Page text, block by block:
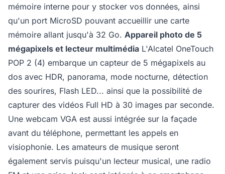
mémoire interne pour y stocker vos données, ainsi
qu'un port MicroSD pouvant accueillir une carte
mémoire allant jusqu'à 32 Go. Appareil photo de 5
mégapixels et lecteur multimédia L'Alcatel OneTouch
POP 2 (4) embarque un capteur de 5 mégapixels au
dos avec HDR, panorama, mode nocturne, détection
des sourires, Flash LED... ainsi que la possibilité de
capturer des vidéos Full HD à 30 images par seconde.
Une webcam VGA est aussi intégrée sur la façade
avant du téléphone, permettant les appels en
visiophonie. Les amateurs de musique seront
également servis puisqu'un lecteur musical, une radio